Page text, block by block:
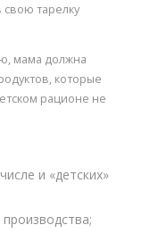
тарелку
мама должна
которые
рационе не
и «детских»